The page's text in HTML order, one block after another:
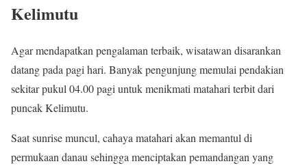
Kelimutu
Agar mendapatkan pengalaman terbaik, wisatawan disarankan
datang pada pagi hari. Banyak pengunjung memulai pendakian
sekitar pukul 04.00 pagi untuk menikmati matahari terbit dari
puncak Kelimutu.
Saat sunrise muncul, cahaya matahari akan memantul di
permukaan danau sehingga menciptakan pemandangan yang